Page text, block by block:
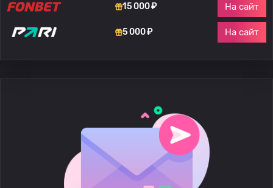
15 000 ₽ На сайт
5 000 ₽ На сайт